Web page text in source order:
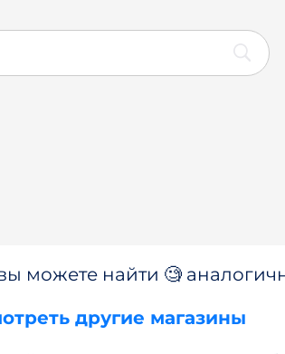
можете найти 🧐
другие магазины